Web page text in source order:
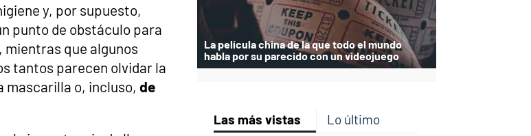
y, por supuesto,
punto de obstáculo para
mientras que algunos
tantos parecen olvidar la
mascarilla o, incluso, de
La película china de la que todo el mundo
habla por su parecido con un videojuego
Las más vistas Lo último